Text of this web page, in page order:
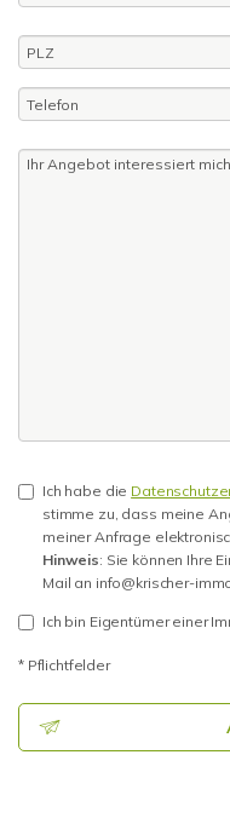
Ich habe die
stimme zu, dass meine
meiner Anfrage
Hinweis: Sie können Ihre
Mail an info@krischer-
Ich bin Eigentümer einer
* Pflichtfelder